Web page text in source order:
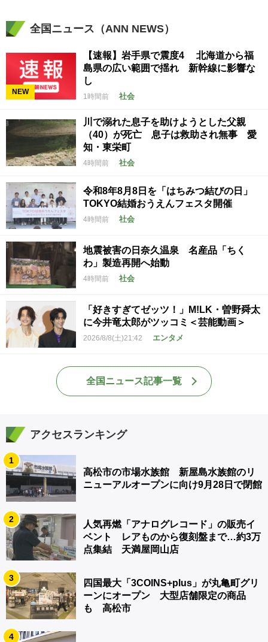
全国ニュース（ANN NEWS）
NEW
【速報】岩手県で震度4 北海道から福
島県の広い範囲で揺れ 新幹線に影響な
し
1時間前 社会
川で溺れた息子を助けようとした父親
（40）が死亡 息子は救助され無事 愛
知・東栄町
4時間前 社会
令和8年8月8日を「はちみつ結びの日」
TOKYO結婚おうえんフェスタ開催
4時間前 社会
地震被害の日奈久温泉 名産品「ちく
わ」製造再開へ始動
4時間前 社会
「好きすぎてゼッツ！」M!LK・曽野舜太
に今井竜太郎がツッコミ＜芸能動画＞
2026/8/8(土)21:42 エンタメ
全国ニュース記事一覧
アクセスランキング
1
高松市の市場水族館 新屋島水族館のリ
ニューアルオープンに向け9月28日で閉館
2
人気再燃「アナログレコード」の販売イ
ベント レアものから復刻盤まで…約3万
点集結 天満屋岡山店
3
四国最大「3COINS+plus」が丸亀町グリ
ーンにオープン 大型店舗限定の商品
も 高松市
4